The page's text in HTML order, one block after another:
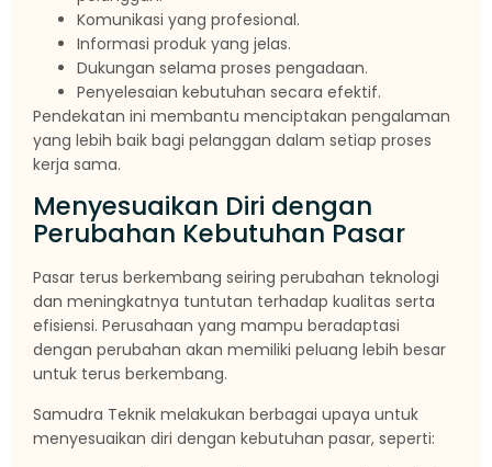
Komunikasi yang profesional.
Informasi produk yang jelas.
Dukungan selama proses pengadaan.
Penyelesaian kebutuhan secara efektif.
Pendekatan ini membantu menciptakan pengalaman
yang lebih baik bagi pelanggan dalam setiap proses
kerja sama.
Menyesuaikan Diri dengan
Perubahan Kebutuhan Pasar
Pasar terus berkembang seiring perubahan teknologi
dan meningkatnya tuntutan terhadap kualitas serta
efisiensi. Perusahaan yang mampu beradaptasi
dengan perubahan akan memiliki peluang lebih besar
untuk terus berkembang.
Samudra Teknik melakukan berbagai upaya untuk
menyesuaikan diri dengan kebutuhan pasar, seperti: